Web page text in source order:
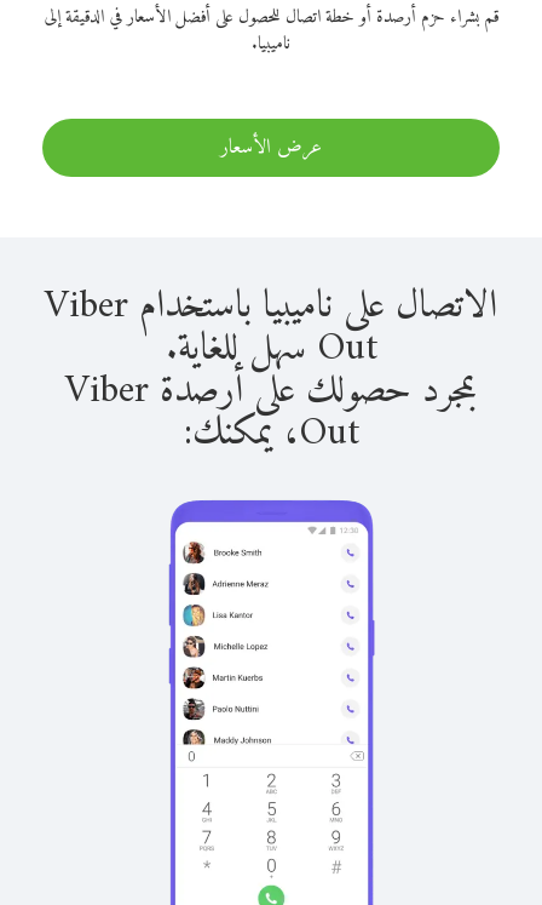
قم بشراء حزم أرصدة أو خطة اتصال للحصول على أفضل الأسعار في الدقيقة إلى
ناميبيا.
عرض الأسعار
الاتصال على ناميبيا باستخدام Viber
Out سهل للغاية.
بمجرد حصولك على أرصدة Viber
Out، يمكنك: